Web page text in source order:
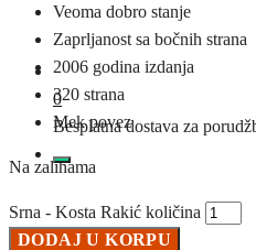
0
Besplatna dostava za
Veoma dobro stanje
Zaprljanost sa bočnih strana
2006 godina izdanja
320 strana
Mek povez
Na zalihama
Srna - Kosta Rakić količina
DODAJ U KORPU